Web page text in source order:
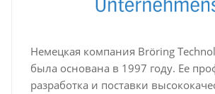
Немецкая компания Bröring
была основана в 1997 году. Ее
разработка и поставки